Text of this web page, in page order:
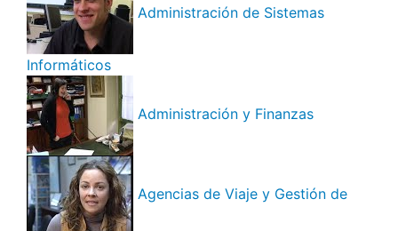
Administración de Sistemas
Informáticos
Administración y Finanzas
Agencias de Viaje y Gestión de